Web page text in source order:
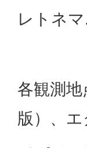
レトネ
各観測
版）、